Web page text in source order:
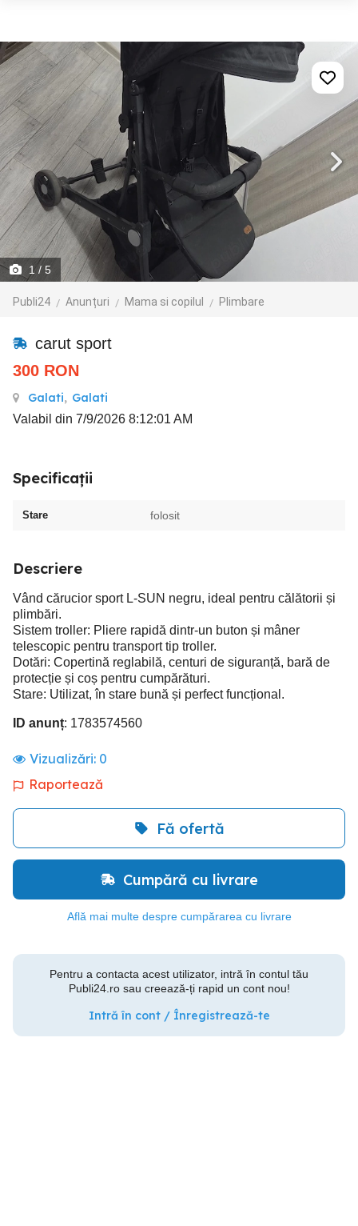
1/ 5
Publi24 Anunțuri Mama si copilul Plimbare
carut sport
300 RON
Galati, Galati
Valabil din 7/9/2026 8:12:01 AM
Specificații
Stare folosit
Descriere
Vând cărucior sport L-SUN negru, ideal pentru călătorii și
plimbări.
Sistem troller: Pliere rapidă dintr-un buton și mâner
telescopic pentru transport tip troller.
Dotări: Copertină reglabilă, centuri de siguranță, bară de
protecție și coș pentru cumpărături.
Stare: Utilizat, în stare bună și perfect funcțional.
ID anunț: 1783574560
Vizualizări: 0
Raportează
Fă ofertă
Cumpără cu livrare
Află mai multe despre cumpărarea cu livrare
Pentru a contacta acest utilizator, intră în contul tău
Publi24.ro sau creează-ți rapid un cont nou!
Intră în cont / Înregistrează-te